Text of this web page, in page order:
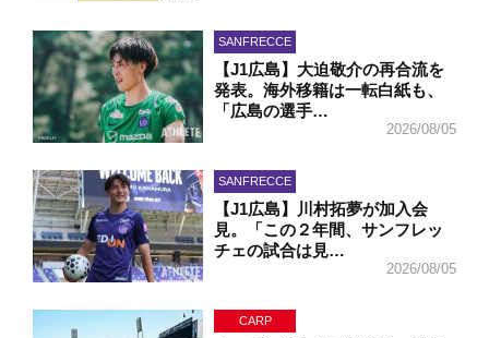
SANFRECCE
【J1広島】大迫敬介の再合流を
発表。海外移籍は一転白紙も、
「広島の選手…
2026/08/05
SANFRECCE
【J1広島】川村拓夢が加入会
見。「この２年間、サンフレッ
チェの試合は見…
2026/08/05
CARP